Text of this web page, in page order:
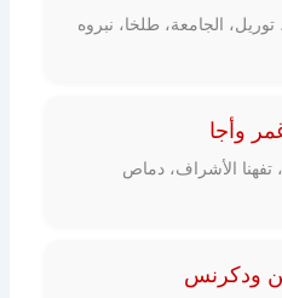
الجامعة، طلخا، نبروه
وأجا
تفهنا الأشراف، دماص
ودكرنس